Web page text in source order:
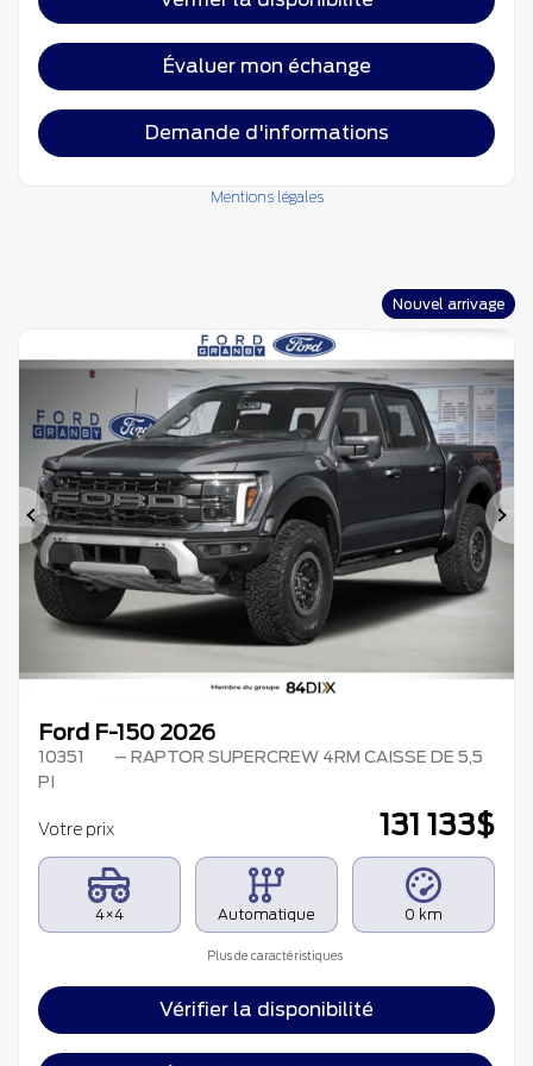
Évaluer mon échange
Demande d'informations
Mentions légales
Nouvel arrivage
Précédent
Ford F-150 2026
10351
– RAPTOR SUPERCREW 4RM CAISSE DE 5,5
PI
Votre prix 131 133$
4×4 Automatique 0 km
Plus de caractéristiques
Vérifier la disponibilité